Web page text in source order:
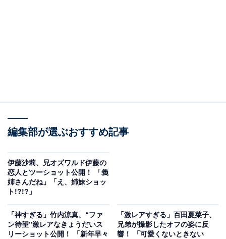
編集部が選ぶおすすめ記事
伊藤沙莉、兄オズワルド伊藤の
恋人とツーショット公開！ 「義
姉さんだね」「え、姉妹ショッ
ト!?!?」
「神すぎる」竹内涼真、“ファ
ン待望”激レアなきょうだいス
リーショット公開！ 「新年早々
「激レアすぎる」百田夏菜子、
兄弟が撮影したオフの姿に反
響！ 「可愛くないときない